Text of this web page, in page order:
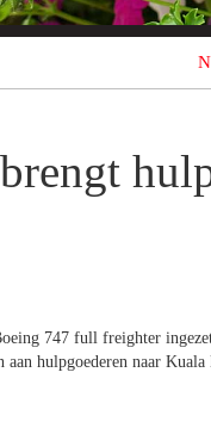
747 full freighter
aan hulpgoederen naar